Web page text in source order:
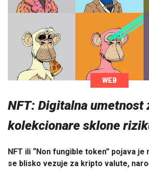
WEB
NFT: Digitalna umetnost
kolekcionare sklone
NFT ili “Non fungible token” pojava
se blisko vezuje za kripto valute,